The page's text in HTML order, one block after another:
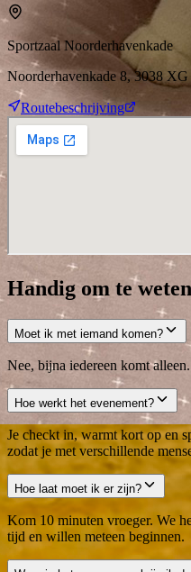
Sportzaal Noorderhavenkade
Noorderhavenkade 8, 3038
Routebeschrijving
Handig om te weten
Moet ik met iemand komen?
Nee, bijna iedereen komt alleen.
Hoe werkt het evenement?
Je checkt in, warmt kort op en
zodat je met verschillende
Hoe laat moet ik er zijn?
Kom 10 minuten vroeger. We
tijd en willen meteen beginnen.